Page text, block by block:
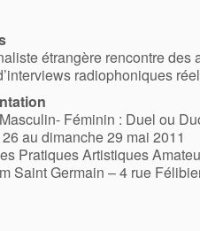
étrangère rencontre
radiophoniques
Féminin : Duel ou
au dimanche 29 mai 2011
Pratiques Artistiques
Saint Germain – 4 rue